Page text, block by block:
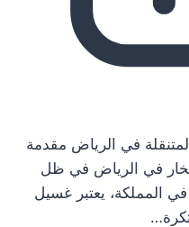
في الرياض مقدمة
في الرياض في ظل
المملكة، يعتبر غسيل